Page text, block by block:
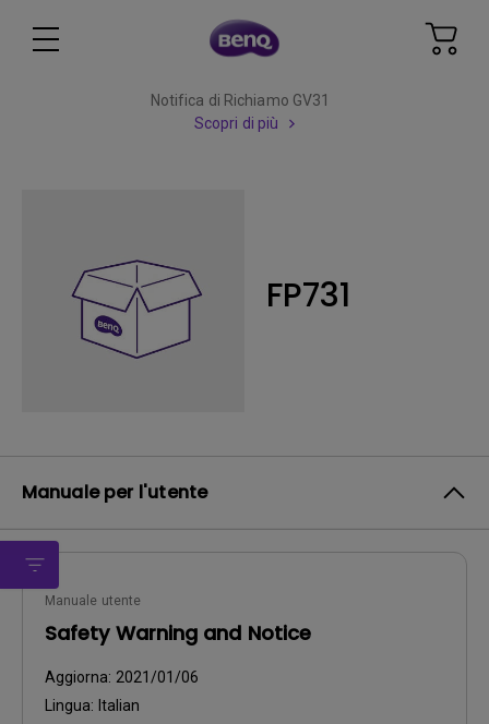
Notifica di Richiamo GV31
Scopri di più
FP731
Manuale per l'utente
Manuale utente
Safety Warning and Notice
Aggiorna: 2021/01/06
Lingua: Italian